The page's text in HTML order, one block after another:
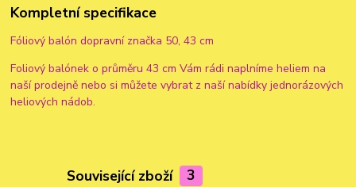
Kompletní specifikace
Fóliový balón dopravní značka 50, 43 cm
Foliový balónek o průměru 43 cm Vám rádi naplníme heliem na
naší prodejně nebo si můžete vybrat z naší nabídky jednorázových
heliových nádob.
Související zboží 3